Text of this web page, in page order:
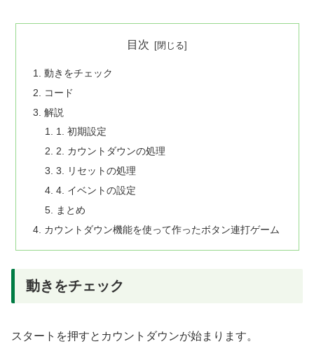
目次
動きをチェック
コード
解説
1. 初期設定
2. カウントダウンの処理
3. リセットの処理
4. イベントの設定
まとめ
カウントダウン機能を使って作ったボタン連打ゲーム
動きをチェック
スタートを押すとカウントダウンが始まります。